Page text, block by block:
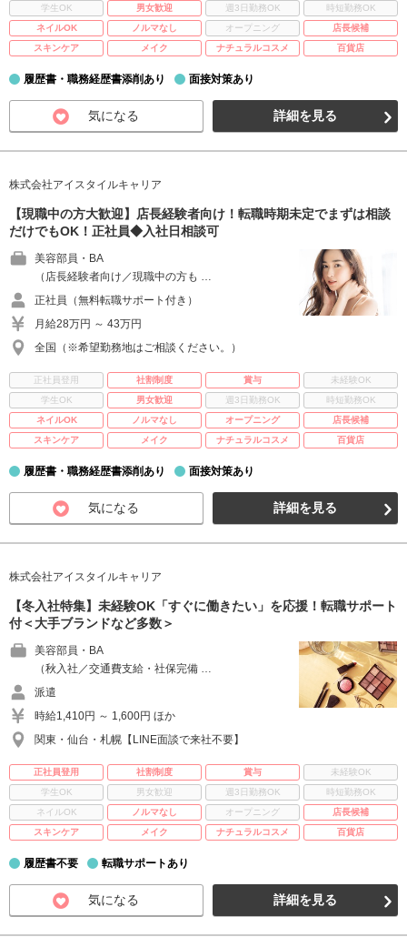
学生OK
男女歓迎 週3日勤務OK
時短勤務OK
ネイルOK
ノルマなし オープニング
店長候補
スキンケア
メイク ナチュラルコスメ 百貨店
履歴書・職務経歴書添削あり 面接対策あり
気になる 詳細を見る
株式会社アイスタイルキャリア
【現職中の方大歓迎】店長経験者向け！転職時期未定でまずは相談
だけでもOK！正社員◆入社日相談可
美容部員・BA
（店長経験者向け／現職中の方も …
正社員（無料転職サポート付き）
月給28万円 ～ 43万円
全国（※希望勤務地はご相談ください。）
正社員登用 社割制度 賞与
未経験OK
学生OK
男女歓迎 週3日勤務OK
時短勤務OK
ネイルOK
ノルマなし オープニング
店長候補
スキンケア
メイク ナチュラルコスメ 百貨店
履歴書・職務経歴書添削あり 面接対策あり
気になる 詳細を見る
株式会社アイスタイルキャリア
【冬入社特集】未経験OK「すぐに働きたい」を応援！転職サポート
付＜大手ブランドなど多数＞
美容部員・BA
（秋入社／交通費支給・社保完備 …
派遣
時給1,410円 ～ 1,600円 ほか
関東・仙台・札幌【LINE面談で来社不要】
正社員登用 社割制度 賞与
未経験OK
学生OK
男女歓迎 週3日勤務OK
時短勤務OK
ネイルOK
ノルマなし オープニング
店長候補
スキンケア
メイク ナチュラルコスメ 百貨店
履歴書不要 転職サポートあり
気になる 詳細を見る